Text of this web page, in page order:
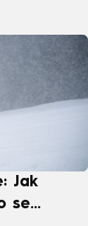
Jak
se